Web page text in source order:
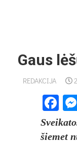
Gaus
REDAKCIJA
šiemet